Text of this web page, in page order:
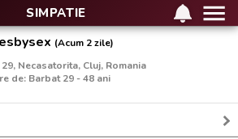
SIMPATIE
(Acum 2 zile)
29, Necasatorita, Cluj, Romania
de: Barbat 29 - 48 ani